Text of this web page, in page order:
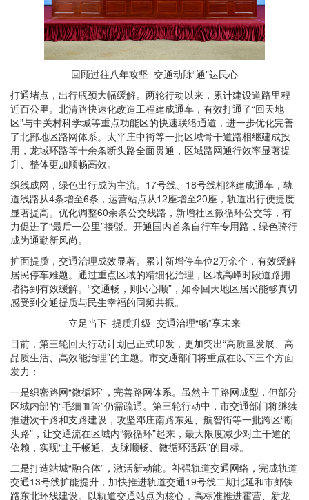
回顾过往八年攻坚 交通动脉“通”达民心
打通堵点，出行瓶颈大幅缓解。两轮行动以来，累计建设道路里程
近百公里。北清路快速化改造工程建成通车，有效打通了“回天地
区”与中关村科学城等重点功能区的快速联络通道，进一步优化完善
了北部地区路网体系。 太平庄中街等一批区域骨干道路相继建成投
用，龙域环路等十余条断头路全面贯通，区域路网通行效率显著提
升、整体更加顺畅高效。
织线成网，绿色出行成为主流。17号线、18号线相继建成通车，轨
道线路从4条增至6条，运营站点从12座增至20座，轨道出行便捷度
显著提高。优化调整60余条公交线路，新增社区微循环公交等，有
力促进了“最后一公里”接驳。开通国内首条自行车专用路，绿色骑行
成为通勤新风尚。
扩面提质，交通治理成效显著。累计新增停车位2万余个，有效缓解
居民停车难题。通过重点区域的精细化治理，区域高峰时段道路拥
堵得到有效缓解。“交通畅，则民心顺”，如今回天地区居民能够真切
感受到交通提质与民生幸福的同频共振。
立足当下 提质升级 交通治理“畅”享未来
目前，第三轮回天行动计划已正式印发，更加突出“高质量发展、高
品质生活、高效能治理”的主题。市交通部门将重点在以下三个方面
发力：
一是织密路网“微循环”，完善路网体系。虽然主干路网成型，但部分
区域内部的“毛细血管”仍需疏通。第三轮行动中，市交通部门将继续
推进次干路和支路建设，攻坚邓庄南路东延、航智街等一批跨区“断
头路”，让交通流在区域内“微循环”起来，最大限度减少对主干道的
依赖，实现“主干畅通、支脉顺畅、微循环活跃”的目标。
二是打造站城“融合体”，激活新动能。补强轨道交通网络，完成轨道
交通13号线扩能提升，加快推进轨道交通19号线二期北延和市郊铁
路东北环线建设。以轨道交通站点为核心，高标准推进霍营、 新龙